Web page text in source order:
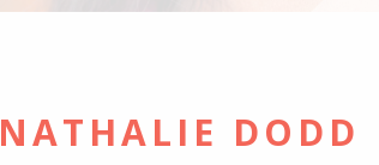
NATHALIE DODD